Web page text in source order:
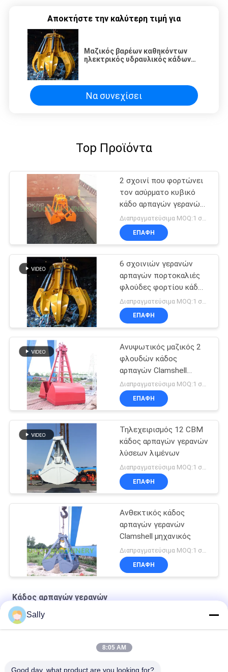
Αποκτήστε την καλύτερη τιμή για
Μαζικός βαρέων καθηκόντων
ηλεκτρικός υδραυλικός κάδων
Να συνεχίσει
Top Προϊόντα
2 σχοινί που φορτώνει
τον ασύρματο κυβικό
κάδο αρπαγών γερανών
12
ΕΠΑΦΉ
6 σχοινιών γερανών
αρπαγών πορτοκαλιές
φλούδες φορτίου κάδων
μαζικές βαρέων
καθηκόντων
ηλεκτρουδραυλικές
ΕΠΑΦΉ
Ανυψωτικός μαζικός 2
φλουδών κάδος
αρπαγών Clamshell
μηχανικός
Διαπραγματεύσιμα MOQ:1 σύνολο
ΕΠΑΦΉ
Τηλεχειρισμός 12 CBM
κάδος αρπαγών γερανών
λύσεων λιμένων
Διαπραγματεύσιμα MOQ:1 σύνολο
ΕΠΑΦΉ
Ανθεκτικός κάδος
αρπαγών γερανών
Clamshell μηχανικός
ΕΠΑΦΉ
Κάδος αρπαγών γερανών
8m³ Ασύρματο τηλεχειριστήριο
Sally
8:05 AM
Good day, what product are you looking for?